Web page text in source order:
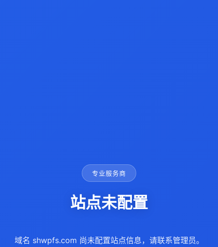
专业服务商
站点未配置
域名 shwpfs.com 尚未配置站点信息，请联系管理员。